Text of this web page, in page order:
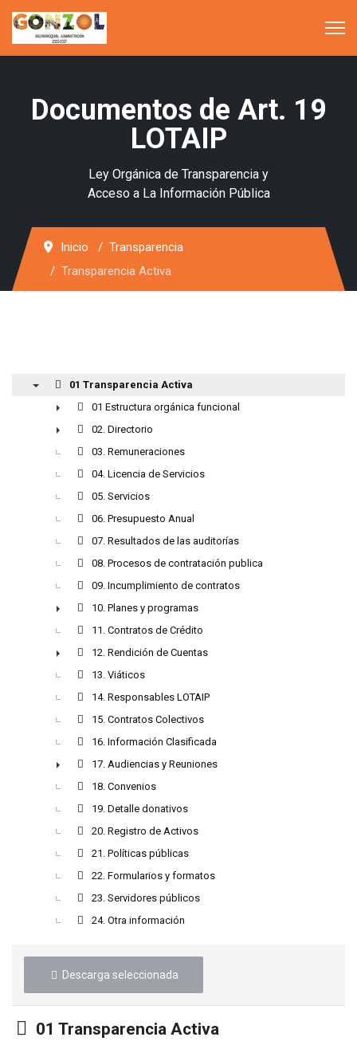
Documentos de Art. 19
LOTAIP
Ley Orgánica de Transparencia y
Acceso a La Información Pública
Inicio
Transparencia
Transparencia Activa
01 Transparencia Activa
►
01 Estructura orgánica funcional
►
02. Directorio
03. Remuneraciones
04. Licencia de Servicios
05. Servicios
06. Presupuesto Anual
07. Resultados de las auditorías
08. Procesos de contratación publica
09. Incumplimiento de contratos
►
10. Planes y programas
11. Contratos de Crédito
►
12. Rendición de Cuentas
13. Viáticos
14. Responsables LOTAIP
15. Contratos Colectivos
16. Información Clasificada
►
17. Audiencias y Reuniones
18. Convenios
19. Detalle donativos
20. Registro de Activos
21. Políticas públicas
22. Formularios y formatos
23. Servidores públicos
24. Otra información
Descarga seleccionada
Carpeta
01 Transparencia Activa